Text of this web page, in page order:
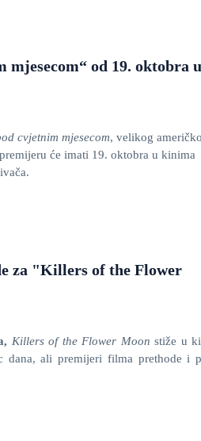
mjesecom“ od 19. oktobra u
cvjetnim mjesecom, velikog
će imati 19. oktobra u kinima
za "Killers of the Flower
Killers of the Flower Moonstiže u
dana, ali premijeri filma prethode i